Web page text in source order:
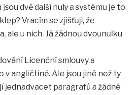
dvě další nuly a systému je to
Vracím se zjišťuji, že
ale u nich. Já žádnou dvounulku
Licenční smlouvy a
v angličtině. Ale jsou jiné než ty
jednadvacet paragrafů a žádné